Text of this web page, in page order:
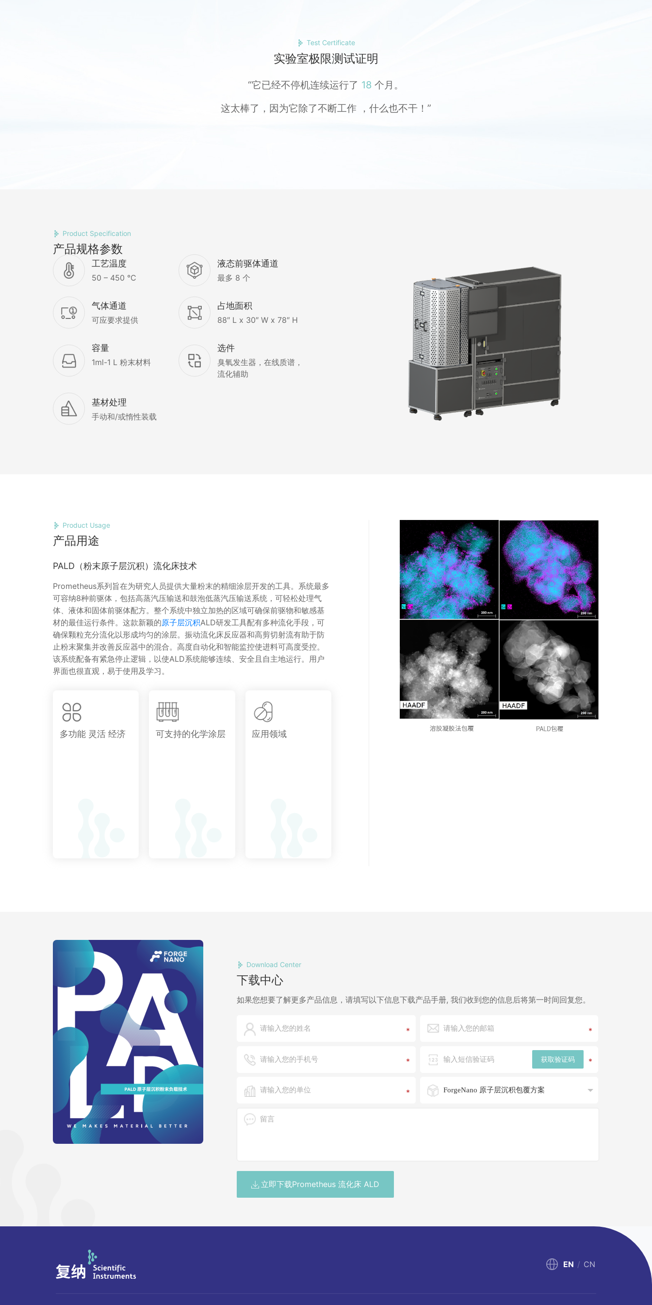
Test Certificate
实验室极限测试证明
“它已经不停机连续运行了 18 个月。
这太棒了，因为它除了不断工作 ，什么也不干！”
Product Specification
产品规格参数
工艺温度
50 – 450 °C
液态前驱体通道
最多 8 个
气体通道
可应要求提供
占地面积
88″ L x 30″ W x 78″ H
容量
1ml-1 L 粉末材料
选件
臭氧发生器，在线质谱，
流化辅助
基材处理
手动和/或惰性装载
Product Usage
产品用途
PALD（粉末原子层沉积）流化床技术
Prometheus系列旨在为研究人员提供大量粉末的精细涂层开发的工具。系统最多
可容纳8种前驱体，包括高蒸汽压输送和鼓泡低蒸汽压输送系统，可轻松处理气
体、液体和固体前驱体配方。整个系统中独立加热的区域可确保前驱物和敏感基
材的最佳运行条件。这款新颖的原子层沉积ALD研发工具配有多种流化手段，可
确保颗粒充分流化以形成均匀的涂层。振动流化床反应器和高剪切射流有助于防
止粉末聚集并改善反应器中的混合。高度自动化和智能监控使进料可高度受控。
该系统配备有紧急停止逻辑，以使ALD系统能够连续、安全且自主地运行。用户
界面也很直观，易于使用及学习。
多功能 灵活 经济 可支持的化学涂层 应用领域
Download Center
下载中心
如果您想要了解更多产品信息，请填写以下信息下载产品手册, 我们收到您的信息后将第一时间回复您。
* *
* *
获取验证码
*
立即下载Prometheus 流化床 ALD
EN / CN